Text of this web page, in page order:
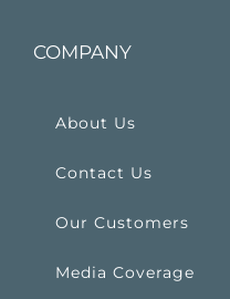
COMPANY
About Us
Contact Us
Our Customers
Media Coverage